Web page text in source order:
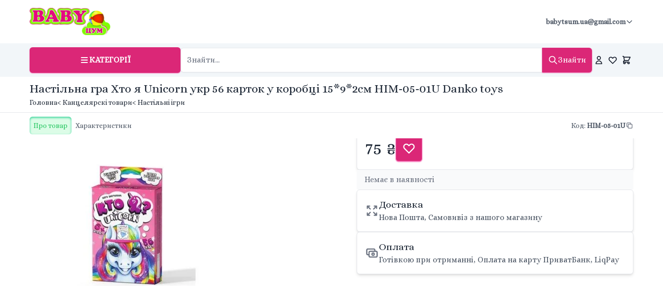
babytsum.ua@gmail.com
КАТЕГОРІЇ Знайти
Настільна гра Хто я Unicorn укр 56 карток у коробці 15*9*2см HIM-05-01U Danko toys
Головна< Канцелярскі товари< Настільні ігри
Про товар Характеристики Код: HIM-05-01U
75 ₴
Немає в наявності
Доставка
Нова Пошта, Самовивіз з нашого магазину
Оплата
Готівкою при отриманні, Оплата на карту ПриватБанк, LiqPay